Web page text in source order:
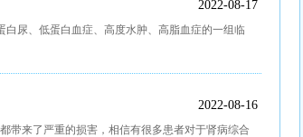
2022-08-17
尿、低蛋白血症、高度水肿、高脂血症的一组临
2022-08-16
带来了严重的损害，相信有很多患者对于肾病综合